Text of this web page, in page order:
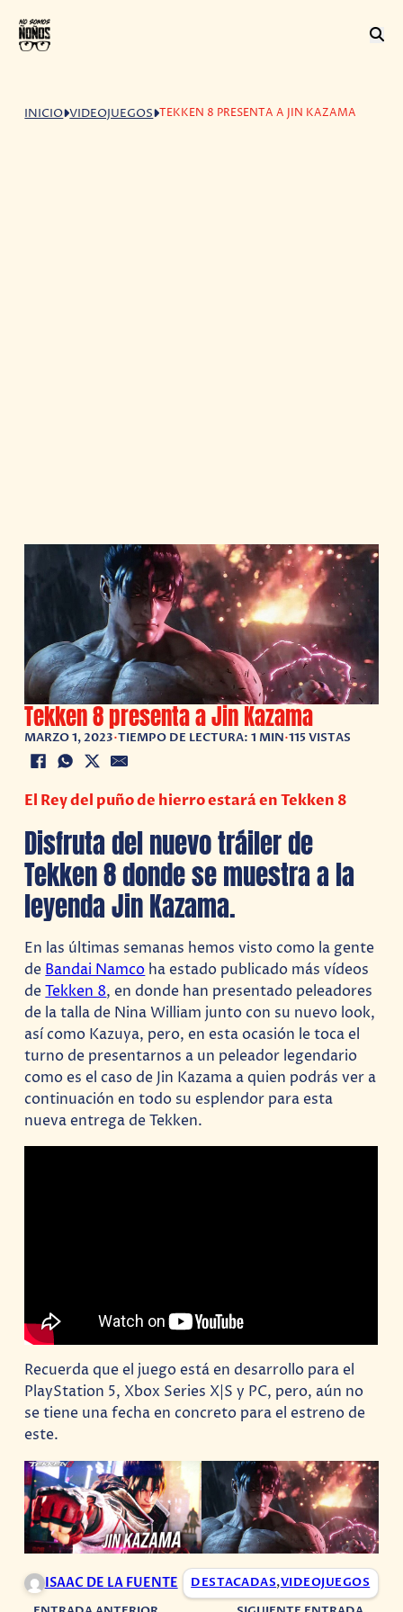
INICIO VIDEOJUEGOS TEKKEN 8 PRESENTA A JIN KAZAMA
Tekken 8 presenta a Jin Kazama
MARZO 1, 2023•TIEMPO DE LECTURA: 1 MIN•115 VISTAS
El Rey del puño de hierro estará en Tekken 8
Disfruta del nuevo tráiler de
Tekken 8 donde se muestra a la
leyenda Jin Kazama.
En las últimas semanas hemos visto como la gente
de Bandai Namco ha estado publicado más vídeos
deTekken 8, en donde han presentado peleadores
de la talla de Nina William junto con su nuevo look,
así como Kazuya, pero, en esta ocasión le toca el
turno de presentarnos a un peleador legendario
como es el caso de Jin Kazama a quien podrás ver a
continuación en todo su esplendor para esta
nueva entrega de Tekken.
Recuerda que el juego está en desarrollo para el
PlayStation 5, Xbox Series X|S y PC, pero, aún no
se tiene una fecha en concreto para el estreno de
este.
ISAAC DE LA FUENTE DESTACADAS,VIDEOJUEGOS